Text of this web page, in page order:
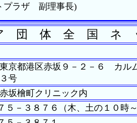
プラザ 副理事長)
団 体 全 国 ネ
東京都港区赤坂９－２－６ カル
３号
赤坂檜町クリニック内
－３８７６（木、土の１０時～